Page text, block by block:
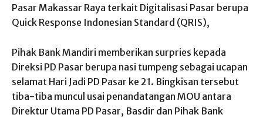
Pasar Makassar Raya terkait Digitalisasi Pasar berupa
Quick Response Indonesian Standard (QRIS),
Pihak Bank Mandiri memberikan surpries kepada
Direksi PD Pasar berupa nasi tumpeng sebagai ucapan
selamat Hari Jadi PD Pasar ke 21. Bingkisan tersebut
tiba-tiba muncul usai penandatangan MOU antara
Direktur Utama PD Pasar, Basdir dan Pihak Bank